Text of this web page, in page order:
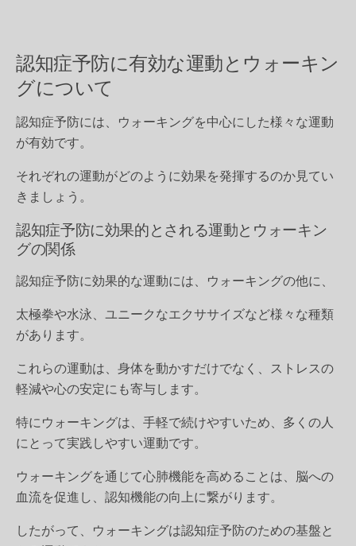
認知症予防に有効な運動とウォーキン
グについて
認知症予防には、ウォーキングを中心にした様々な運動
が有効です。
それぞれの運動がどのように効果を発揮するのか見てい
きましょう。
認知症予防に効果的とされる運動とウォーキン
グの関係
認知症予防に効果的な運動には、ウォーキングの他に、
太極拳や水泳、ユニークなエクササイズなど様々な種類
があります。
これらの運動は、身体を動かすだけでなく、ストレスの
軽減や心の安定にも寄与します。
特にウォーキングは、手軽で続けやすいため、多くの人
にとって実践しやすい運動です。
ウォーキングを通じて心肺機能を高めることは、脳への
血流を促進し、認知機能の向上に繋がります。
したがって、ウォーキングは認知症予防のための基盤と